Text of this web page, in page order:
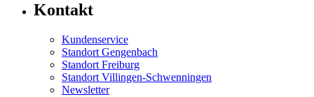
Kontakt
Kundenservice
Standort Gengenbach
Standort Freiburg
Standort Villingen-Schwenningen
Newsletter